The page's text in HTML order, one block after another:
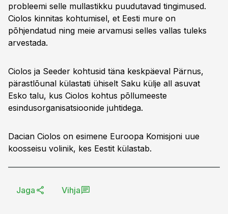
probleemi selle mullastikku puudutavad tingimused.
Ciolos kinnitas kohtumisel, et Eesti mure on
põhjendatud ning meie arvamusi selles vallas tuleks
arvestada.
Ciolos ja Seeder kohtusid täna keskpäeval Pärnus,
pärastlõunal külastati ühiselt Saku külje all asuvat
Esko talu, kus Ciolos kohtus põllumeeste
esindusorganisatsioonide juhtidega.
Dacian Ciolos on esimene Euroopa Komisjoni uue
koosseisu volinik, kes Eestit külastab.
Jaga Vihja